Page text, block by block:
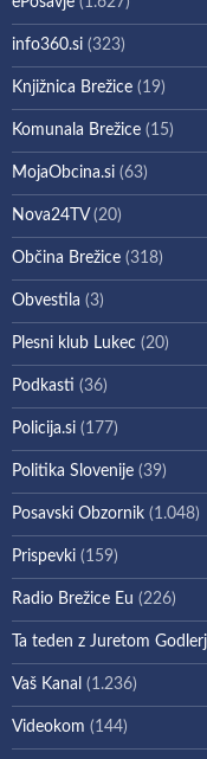
info360.si (323)
Knjižnica Brežice (19)
Komunala Brežice (15)
MojaObcina.si (63)
Nova24TV(20)
Občina Brežice (318)
Obvestila (3)
Plesni klub Lukec (20)
Podkasti (36)
Policija.si (177)
Politika Slovenije (39)
Posavski Obzornik (1.048)
Prispevki (159)
Radio Brežice Eu (226)
Ta teden z Juretom
Vaš Kanal (1.236)
Videokom (144)